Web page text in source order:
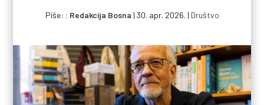
Piše: Redakcija Bosna | 30. apr. 2026. | Društvo